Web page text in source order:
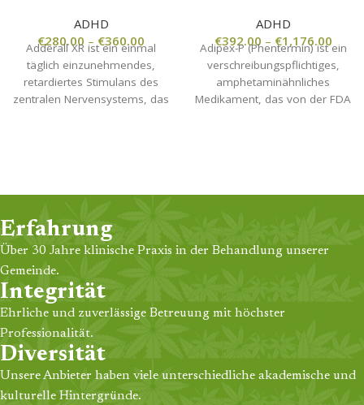
ADHD
€280.00 –€360.00
Adderall XR ist ein einmal
täglich einzunehmendes,
retardiertes Stimulans des
zentralen Nervensystems, das
Stunden an und trägt dazu
bei, die Konzentration zu
verbessern und Impulsivität
sowie Hyperaktivität zu
reduzieren.
ADHD
€392.00 – €1,176.00
Adipex-P (Phentermin) ist ein
verschreibungspflichtiges,
amphetaminähnliches
Medikament, das von der FDA
körperlicher Aktivität für
verschrieben.
Erfahrung
Über 30 Jahre klinische Praxis in der Behandlung unserer
Gemeinde.
Integrität
Ehrliche und zuverlässige Betreuung mit höchster
Professionalität.
Diversität
Unsere Anbieter haben viele unterschiedliche akademische und
kulturelle Hintergründe.